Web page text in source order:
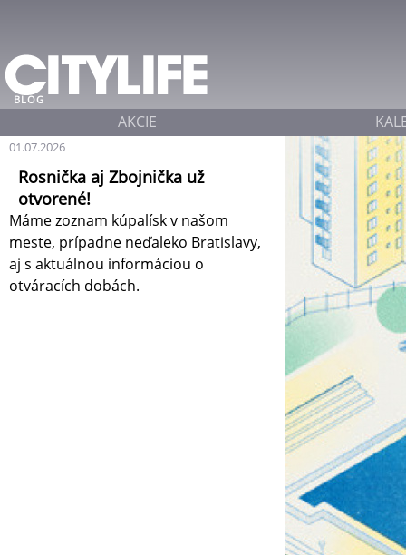
01.07.2026
BLOG
Rosnička aj Zbojnička už
otvorené!
Máme zoznam kúpalísk v našom
meste, prípadne neďaleko Bratislavy,
aj s aktuálnou informáciou o
otváracích dobách.
AKCIE